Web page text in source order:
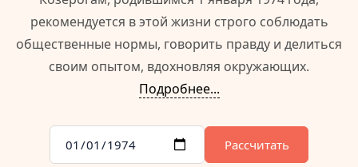
рекомендуется в этой жизни строго соблюдать
общественные нормы, говорить правду и делиться
своим опытом, вдохновляя окружающих.
Подробнее...
Рассчитать